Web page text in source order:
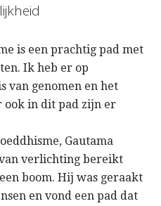
is een prachtig pad met
Ik heb er op
van genomen en het
ook in dit pad zijn er
Gautama
verlichting bereikt
boom. Hij was geraakt
en vond een pad dat